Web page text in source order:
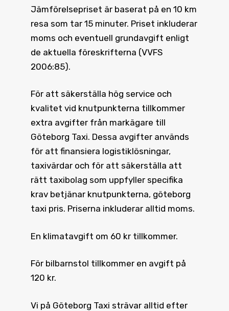
Jämförelsepriset är baserat på en 10 km
resa som tar 15 minuter. Priset inkluderar
moms och eventuell grundavgift enligt
de aktuella föreskrifterna (VVFS
2006:85).
För att säkerställa hög service och
kvalitet vid knutpunkterna tillkommer
extra avgifter från markägare till
Göteborg Taxi. Dessa avgifter används
för att finansiera logistiklösningar,
taxivärdar och för att säkerställa att
rätt taxibolag som uppfyller specifika
krav betjänar knutpunkterna, göteborg
taxi pris. Priserna inkluderar alltid moms.
En klimatavgift om 60 kr tillkommer.
För bilbarnstol tillkommer en avgift på
120 kr.
Vi på Göteborg Taxi strävar alltid efter